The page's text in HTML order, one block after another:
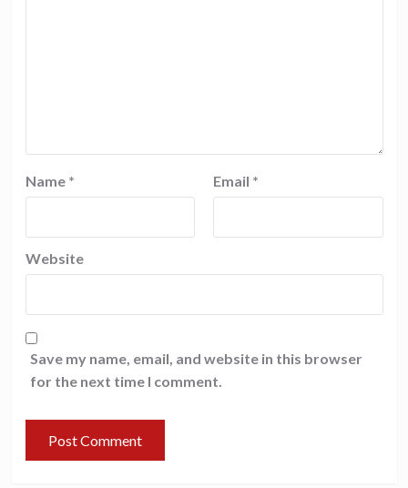
Name * Email *
Website
Save my name, email, and website in this browser
for the next time I comment.